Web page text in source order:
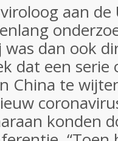
aan
dan ook
dat een serie
China te
konden